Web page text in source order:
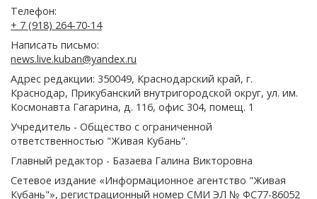
Телефон:
+ 7 (918) 264-70-14
Написать письмо:
news.live.kuban@yandex.ru
Адрес редакции: 350049, Краснодарский край, г.
Краснодар, Прикубанский внутригородской округ, ул. им.
Космонавта Гагарина, д. 116, офис 304, помещ. 1
Учредитель - Общество с ограниченной
ответственностью "Живая Кубань".
Главный редактор - Базаева Галина Викторовна
Сетевое издание «Информационное агентство "Живая
Кубань"», регистрационный номер СМИ ЭЛ № ФС77-86052